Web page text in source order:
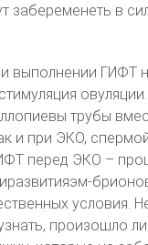
забеременеть в
выполнении ГИФТ
трубы
и при ЭКО,
перед ЭКО –
условия.
произошло